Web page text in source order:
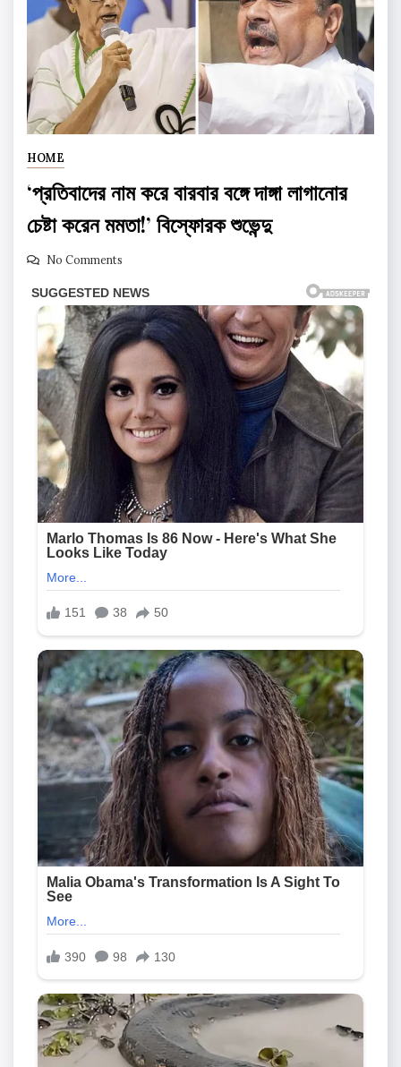
HOME
‘প্রতিবাদের নাম করে বারবার বঙ্গে দাঙ্গা লাগানোর
চেষ্টা করেন মমতা!’ বিস্ফোরক শুভেন্দু
No Comments